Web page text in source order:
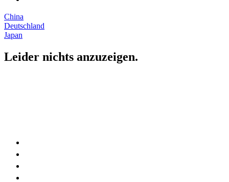
China
Deutschland
Japan
Leider nichts anzuzeigen.